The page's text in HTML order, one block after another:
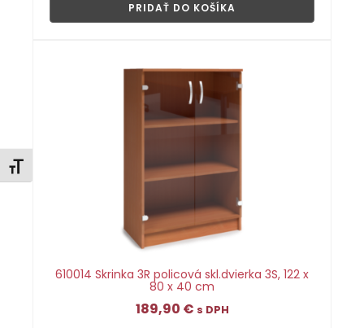
Zmeniť veľkosť písma
PRIDAŤ DO KOŠÍKA
610014 Skrinka 3R policová skl.dvierka 3S, 122 x
80 x 40 cm
189,90 € s DPH